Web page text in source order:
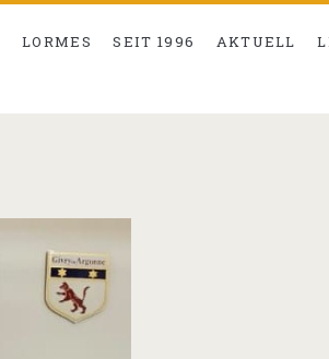
LORMES SEIT 1996 AKTUELL